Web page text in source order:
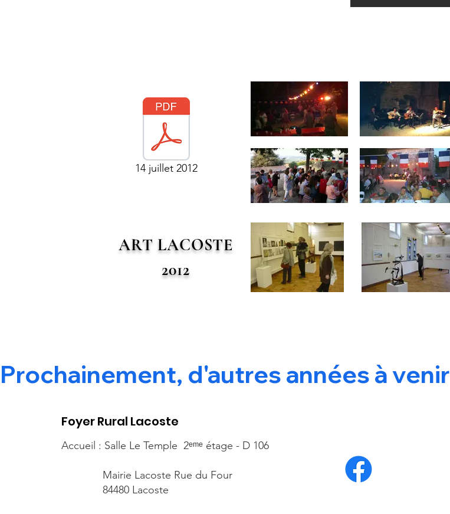
14 juillet 2012
ART LACOSTE
2012
Prochainement, d'autres années à venir
Foyer Rural Lacoste
Accueil : Salle Le Temple 2ᵉᵐᵉ étage - D 106
Mairie Lacoste Rue du Four
84480 Lacoste